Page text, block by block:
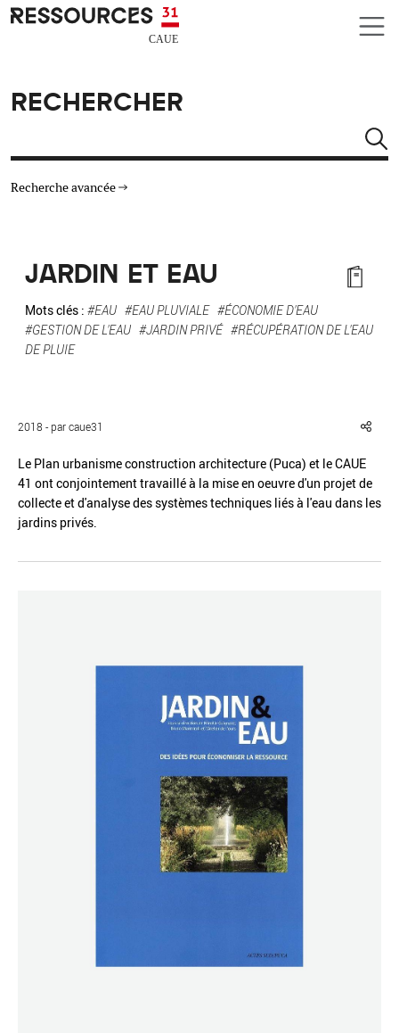
Aller au contenu principal
CAUE RESSOURCES 31
RECHERCHER
Recherche avancée
TYPE DE RESSOURCES
MATÉRIAUX
Réinitialiser Fermer la recherche avancée
JARDIN ET EAU
Mots clés : #EAU #EAU PLUVIALE #ÉCONOMIE D'EAU
#GESTION DE L'EAU #JARDIN PRIVÉ #RÉCUPÉRATION DE L'EAU
DE PLUIE
2018 - par caue31
Le Plan urbanisme construction architecture (Puca) et le CAUE
41 ont conjointement travaillé à la mise en oeuvre d'un projet de
collecte et d'analyse des systèmes techniques liés à l'eau dans les
jardins privés.